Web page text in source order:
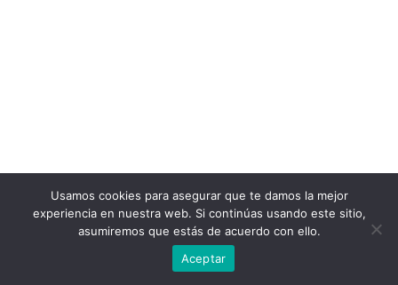
Usamos cookies para asegurar que te damos la mejor
experiencia en nuestra web. Si continúas usando este sitio,
asumiremos que estás de acuerdo con ello.
Aceptar